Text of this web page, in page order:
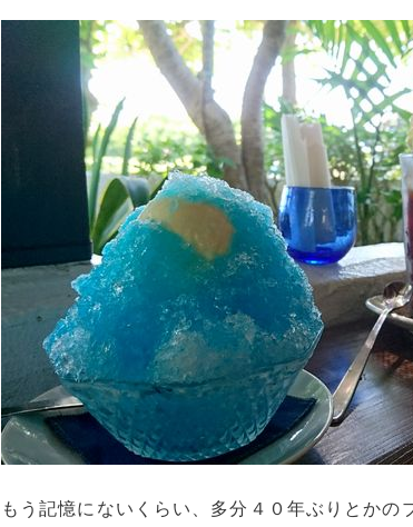
もう記憶にないくらい、多分４０年ぶりとかの